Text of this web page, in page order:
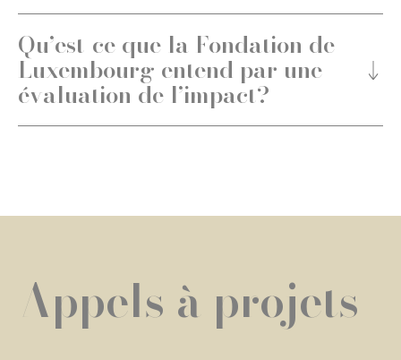
Qu’est-ce que la Fondation de
Luxembourg entend par une
évaluation de l’impact?
Appels à projets